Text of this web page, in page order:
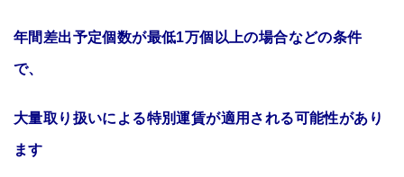
年間差出予定個数が最低1万個以上の場合などの条件
で、
大量取り扱いによる特別運賃が適用される可能性があり
ます